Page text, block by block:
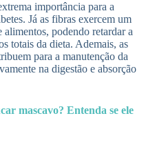
importância para a
Já as fibras exercem um
podendo retardar a
totais da dieta. Ademais, as
para a manutenção da
na digestão e absorção
mascavo? Entenda se ele